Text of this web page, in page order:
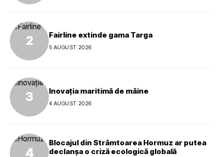
Fairline extinde gama Targa
5 AUGUST 2026
Inovația maritimă de mâine
4 AUGUST 2026
Blocajul din Strâmtoarea Hormuz ar putea
declanșa o criză ecologică globală